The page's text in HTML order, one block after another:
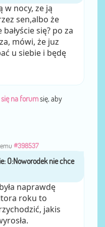
w nocy, ze ją
sen,albo że
się? po za
mówi, że juz
u siebie i będę
na forumsię, aby
#398537
naprawdę
roku to
jakis